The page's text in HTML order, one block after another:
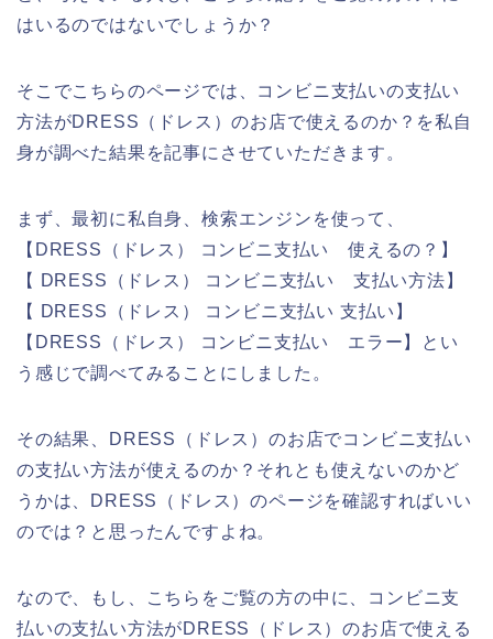
はいるのではないでしょうか？
そこでこちらのページでは、コンビニ支払いの支払い
方法がDRESS（ドレス）のお店で使えるのか？を私自
身が調べた結果を記事にさせていただきます。
まず、最初に私自身、検索エンジンを使って、
【DRESS（ドレス） コンビニ支払い 使えるの？】
【 DRESS（ドレス） コンビニ支払い 支払い方法】
【 DRESS（ドレス） コンビニ支払い 支払い】
【DRESS（ドレス） コンビニ支払い エラー】とい
う感じで調べてみることにしました。
その結果、DRESS（ドレス）のお店でコンビニ支払い
の支払い方法が使えるのか？それとも使えないのかど
うかは、DRESS（ドレス）のページを確認すればいい
のでは？と思ったんですよね。
なので、もし、こちらをご覧の方の中に、コンビニ支
払いの支払い方法がDRESS（ドレス）のお店で使える